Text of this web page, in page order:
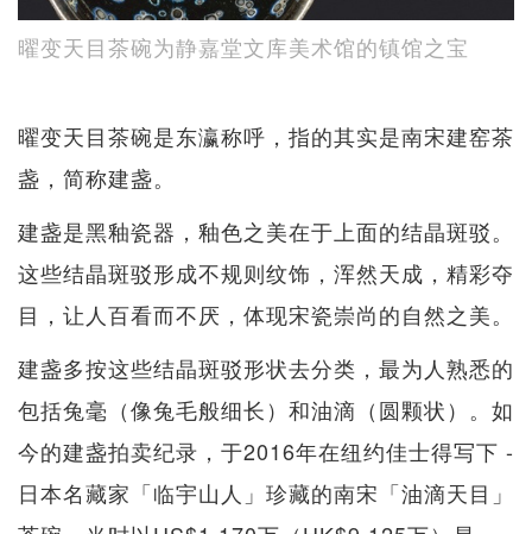
曜变天目茶碗为静嘉堂文库美术馆的镇馆之宝
曜变天目茶碗是东瀛称呼，指的其实是南宋建窑茶
盏，简称建盏。
建盏是黑釉瓷器，釉色之美在于上面的结晶斑驳。
这些结晶斑驳形成不规则纹饰，浑然天成，精彩夺
目，让人百看而不厌，体现宋瓷崇尚的自然之美。
建盏多按这些结晶斑驳形状去分类，最为人熟悉的
包括兔毫（像兔毛般细长）和油滴（圆颗状）。如
今的建盏拍卖纪录，于2016年在纽约佳士得写下 -
日本名藏家「临宇山人」珍藏的南宋「油滴天目」